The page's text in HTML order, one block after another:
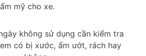
mỹ cho xe.